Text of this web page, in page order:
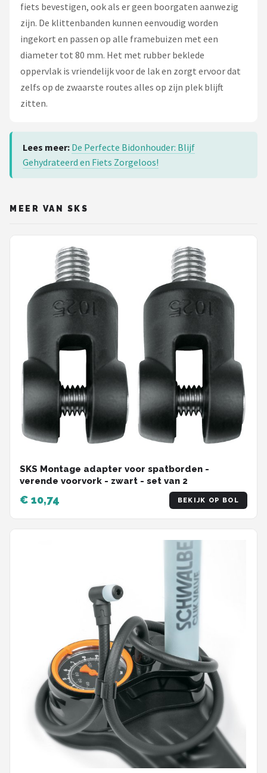
fiets bevestigen, ook als er geen boorgaten aanwezig
zijn. De klittenbanden kunnen eenvoudig worden
ingekort en passen op alle framebuizen met een
diameter tot 80 mm. Het met rubber beklede
oppervlak is vriendelijk voor de lak en zorgt ervoor dat
zelfs op de zwaarste routes alles op zijn plek blijft
zitten.
Lees meer: De Perfecte Bidonhouder: Blijf
Gehydrateerd en Fiets Zorgeloos!
MEER VAN SKS
SKS Montage adapter voor spatborden -
verende voorvork - zwart - set van 2
€ 10,74 BEKIJK OP BOL